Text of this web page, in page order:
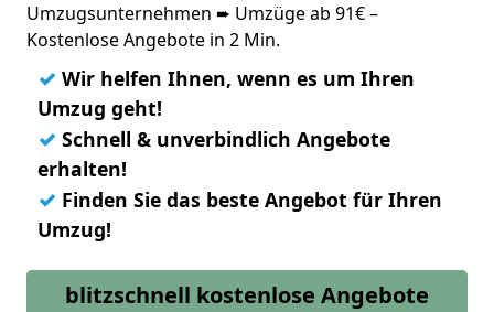
Umzugsunternehmen ➨ Umzüge ab 91€ –
Kostenlose Angebote in 2 Min.
✓ Wir helfen Ihnen, wenn es um Ihren
Umzug geht!
✓ Schnell & unverbindlich Angebote
erhalten!
✓ Finden Sie das beste Angebot für Ihren
Umzug!
blitzschnell kostenlose Angebote